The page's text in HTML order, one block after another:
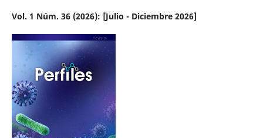
Vol. 1 Núm. 36 (2026): [Julio - Diciembre 2026]